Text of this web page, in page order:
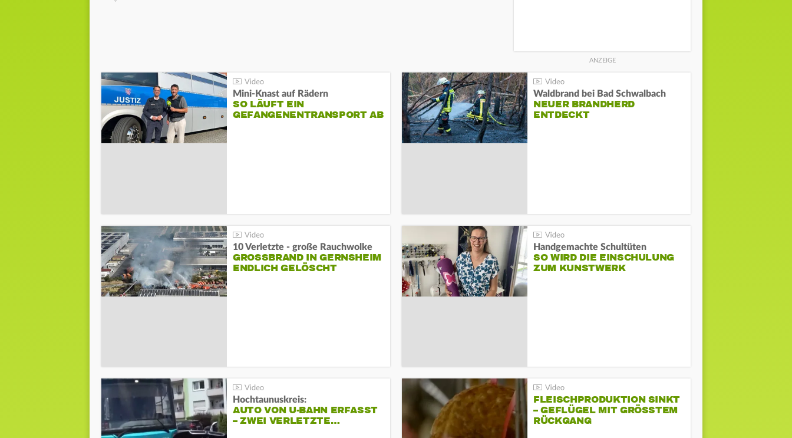
Mini-Knast auf Rädern
SO LÄUFT EIN
GEFANGENENTRANSPORT AB
Waldbrand bei Bad Schwalbach
NEUER BRANDHERD
ENTDECKT
10 Verletzte - große Rauchwolke
GROSSBRAND IN GERNSHEIM E
NDLICH GELÖSCHT
Handgemachte Schultüten
SO WIRD DIE EINSCHULUNG
ZUM KUNSTWERK
Hochtaunuskreis:
AUTO VON U-BAHN ERFASST
– ZWEI VERLETZTE…
FLEISCHPRODUKTION SINKT
– GEFLÜGEL MIT GRÖSSTEM R
ÜCKGANG